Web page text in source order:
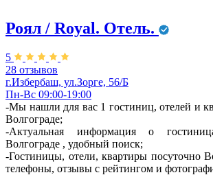
Роял / Royal. Отель.
5
28 отзывов
г.Избербаш, ул.Зорге, 56/Б
Пн-Вс 09:00-19:00
-Мы нашли для вас 1 гостиниц, отелей и
Волгограде;
-Актуальная информация о
Волгограде , удобный поиск;
-Гостиницы, отели, квартиры посуточно
телефоны, отзывы с рейтингом и